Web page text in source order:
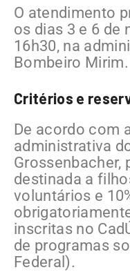
O atendimento
os dias 3 e 6 de
16h30, na
Bombeiro Mirim.
Critérios e
De acordo com
administrativa
Grossenbacher,
destinada a
voluntários e
inscritas no
de programas
Federal).